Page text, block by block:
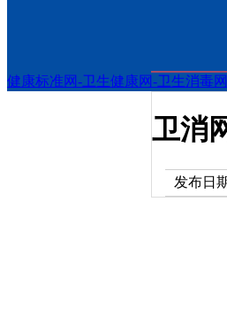
健康标准网-卫生健康网-卫生消毒
卫消
发布日